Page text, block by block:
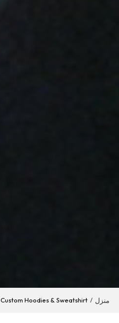
منزل /
Custom Hoodies & Sweatshirt